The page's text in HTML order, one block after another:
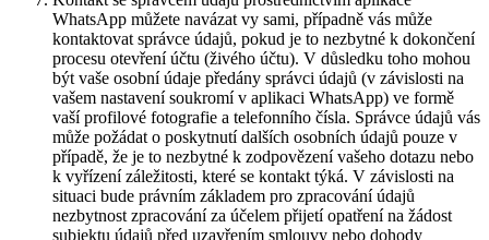
WhatsApp můžete navázat vy sami, případně vás může
kontaktovat správce údajů, pokud je to nezbytné k dokončení
procesu otevření účtu (živého účtu). V důsledku toho mohou
být vaše osobní údaje předány správci údajů (v závislosti na
vašem nastavení soukromí v aplikaci WhatsApp) ve formě
vaší profilové fotografie a telefonního čísla. Správce údajů vás
může požádat o poskytnutí dalších osobních údajů pouze v
případě, že je to nezbytné k zodpovězení vašeho dotazu nebo
k vyřízení záležitosti, které se kontakt týká. V závislosti na
situaci bude právním základem pro zpracování údajů
nezbytnost zpracování za účelem přijetí opatření na žádost
subjektu údajů před uzavřením smlouvy nebo dohody